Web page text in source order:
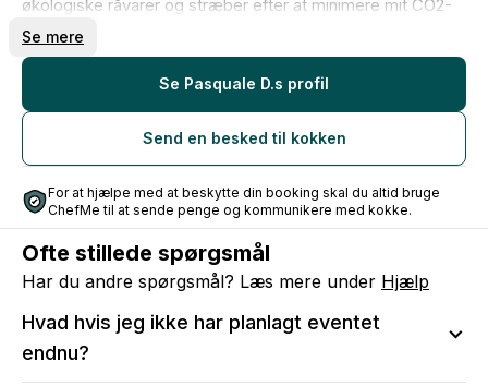
økologiske råvarer og stræber efter at minimere mit CO2-
ikke kun forkæler smagsløgene men også respekterer
vores miljø.
Jeg ser frem til muligheden for at bringe min kulinariske
ekspertise og dedikation til bæredygtighed ind i dit næste
arrangement. Lad os sammen skabe en uforglemmelig
madoplevelse!
Med venlig hilsen,
Pasquale
Se mere
Se Pasquale D.s profil
Send en besked til kokken
For at hjælpe med at beskytte din booking skal du altid bruge
ChefMe til at sende penge og kommunikere med kokke.
Ofte stillede spørgsmål
Har du andre spørgsmål? Læs mere under Hjælp
Hvad hvis jeg ikke har planlagt eventet
endnu?